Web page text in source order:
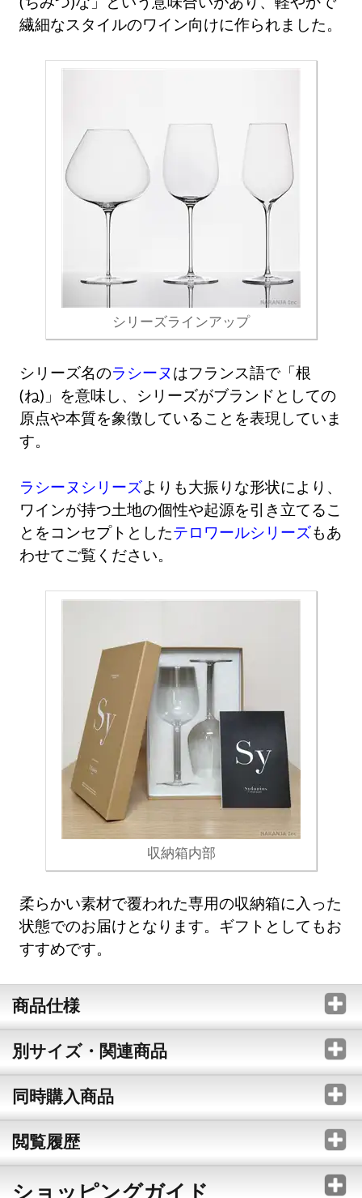
繊細なスタイルのワイン向けに作られました。
シリーズラインアップ
シリーズ名のラシーヌはフランス語で「根
(ね)」を意味し、シリーズがブランドとしての
原点や本質を象徴していることを表現していま
す。
ラシーヌシリーズよりも大振りな形状により、
ワインが持つ土地の個性や起源を引き立てるこ
とをコンセプトとしたテロワールシリーズもあ
わせてご覧ください。
収納箱内部
柔らかい素材で覆われた専用の収納箱に入った
状態でのお届けとなります。ギフトとしてもお
すすめです。
商品仕様
別サイズ・関連商品
同時購入商品
閲覧履歴
ショッピングガイド